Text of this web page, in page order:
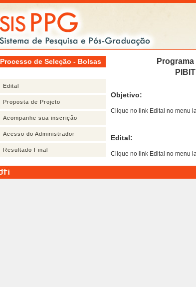
Processo de Seleção - Bolsas
Edital
Proposta de Projeto
Acompanhe sua inscrição
Acesso do Administrador
Resultado Final
Objetivo:
Clique no link Edital no menu
Edital:
Clique no link Edital no menu